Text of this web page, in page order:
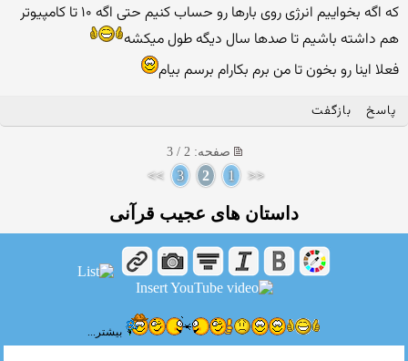
که اگه بخواییم انرژی روی بارها رو حساب کنیم حتی اگه ۱۰ تا کامپیوتر
هم داشته باشیم تا صدها سال دیگه طول میکشه
فعلا اینا رو بخون تا من برم بکارام برسم بیام
پاسخ بازگفت
صفحه: 2 / 3
<<
1
2
3
>>
داستان های عجیب قرآنی
بیشتر...